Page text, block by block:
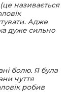
називається
Адже
дуже сильно
болю. Я була
чуття
робив